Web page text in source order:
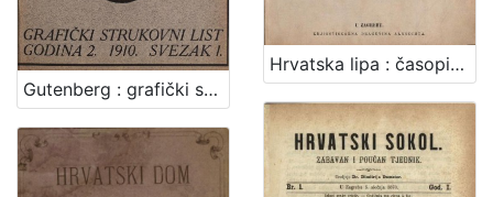
Gutenberg : grafički strukovni list / uredjuje Stjepan Boranić
Hrvatska lipa : časopis zabavi i pouci / odgovorni urednik Dragutin Jagić